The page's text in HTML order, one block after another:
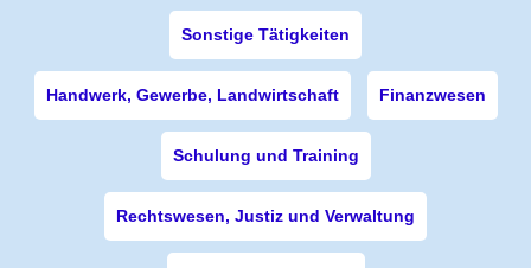
Sonstige Tätigkeiten
Handwerk, Gewerbe, Landwirtschaft Finanzwesen
Schulung und Training
Rechtswesen, Justiz und Verwaltung